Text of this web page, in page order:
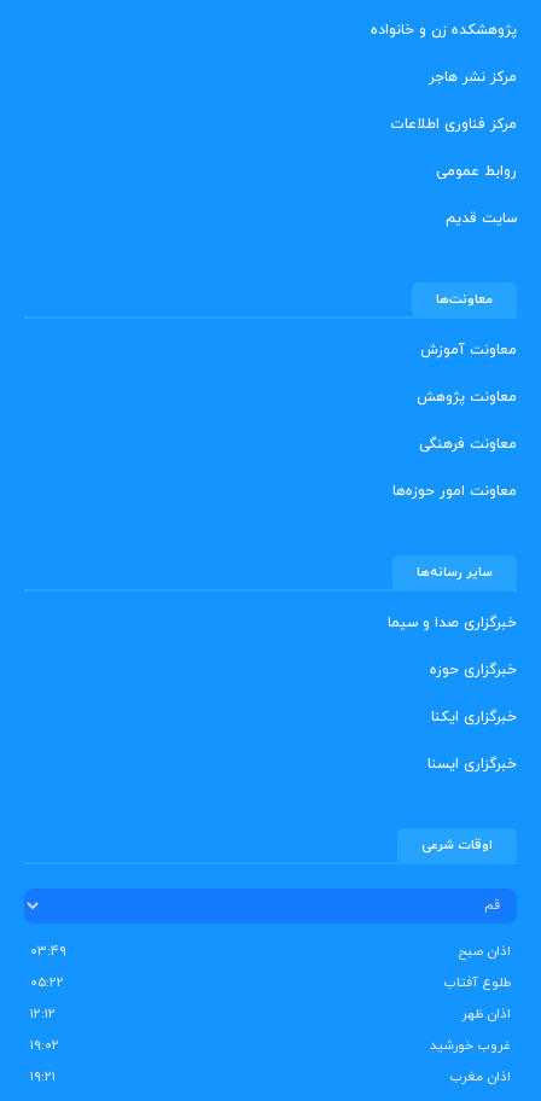
پژوهشکده زن و خانواده
مرکز نشر هاجر
مرکز فناوری اطلاعات
روابط عمومی
سایت قدیم
معاونت‌ها
معاونت آموزش
معاونت پژوهش
معاونت فرهنگی
معاونت امور حوزه‌ها
سایر رسانه‌ها
خبرگزاری صدا و سیما
خبرگزاری حوزه
خبرگزاری ایکنا
خبرگزاری ایسنا
اوقات شرعی
اذان صبح
۰۳:۴۹
طلوع آفتاب
۰۵:۲۲
اذان ظهر
۱۲:۱۲
غروب خورشید
۱۹:۰۲
اذان مغرب
۱۹:۲۱